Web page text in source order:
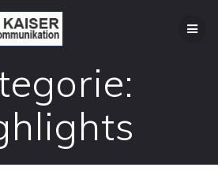
Zum
Inhalt
springen